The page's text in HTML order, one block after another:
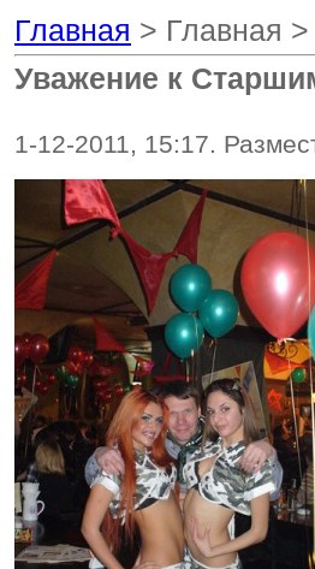
Главная > Главная >
Уважение к
1-12-2011, 15:17.